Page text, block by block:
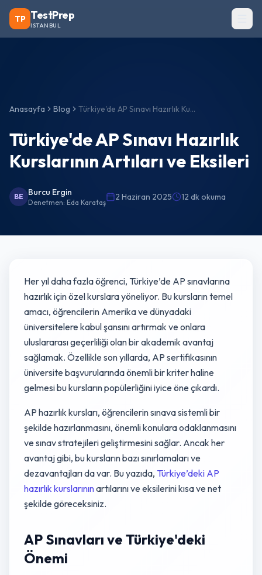
TP TestPrep
ISTANBUL
Anasayfa Blog Türkiye'de AP Sınavı Hazırlık Kurslarının Artıları ve Eksileri
Türkiye'de AP Sınavı Hazırlık
Kurslarının Artıları ve Eksileri
BE Burcu Ergin
Denetmen: Eda Karataş
2 Haziran 2025 12 dk okuma
Her yıl daha fazla öğrenci, Türkiye’de AP sınavlarına
hazırlık için özel kurslara yöneliyor. Bu kursların temel
amacı, öğrencilerin Amerika ve dünyadaki
üniversitelere kabul şansını artırmak ve onlara
uluslararası geçerliliği olan bir akademik avantaj
sağlamak. Özellikle son yıllarda, AP sertifikasının
üniversite başvurularında önemli bir kriter haline
gelmesi bu kursların popülerliğini iyice öne çıkardı.
AP hazırlık kursları, öğrencilerin sınava sistemli bir
şekilde hazırlanmasını, önemli konulara odaklanmasını
ve sınav stratejileri geliştirmesini sağlar. Ancak her
avantaj gibi, bu kursların bazı sınırlamaları ve
dezavantajları da var. Bu yazıda, Türkiye’deki AP
hazırlık kurslarınınartılarını ve eksilerini kısa ve net
şekilde göreceksiniz.
AP Sınavları ve Türkiye'deki
Önemi